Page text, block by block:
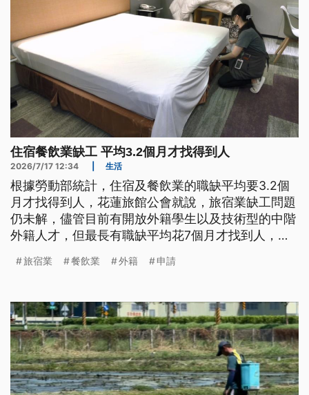
住宿餐飲業缺工 平均3.2個月才找得到人
2026/7/17 12:34 生活
根據勞動部統計，住宿及餐飲業的職缺平均要3.2個
月才找得到人，花蓮旅館公會就說，旅宿業缺工問題
仍未解，儘管目前有開放外籍學生以及技術型的中階
外籍人才，但最長有職缺平均花7個月才找到人，上
更順勢徵才，希望有新的人力來投入產業。
旅宿業 餐飲業 外籍 申請